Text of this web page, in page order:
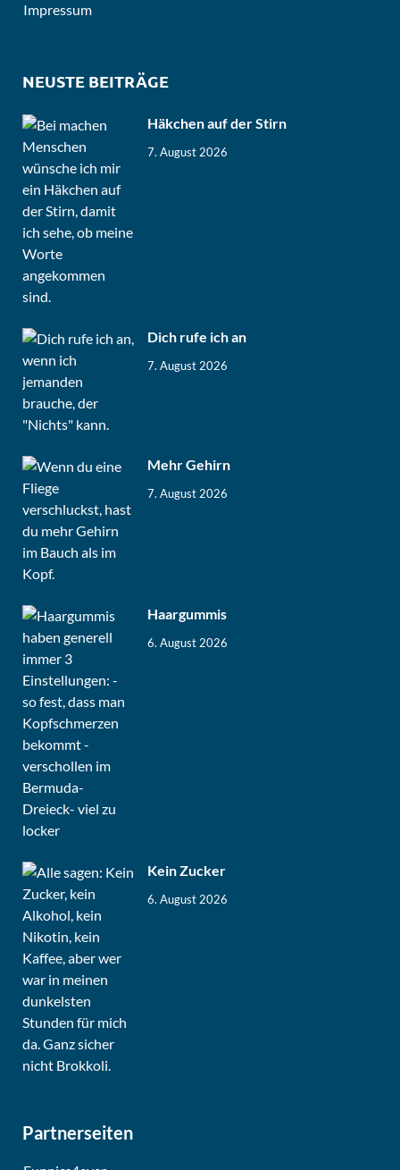
Impressum
NEUSTE BEITRÄGE
Häkchen auf der Stirn
7. August 2026
Dich rufe ich an
7. August 2026
Mehr Gehirn
7. August 2026
Haargummis
6. August 2026
Kein Zucker
6. August 2026
Partnerseiten